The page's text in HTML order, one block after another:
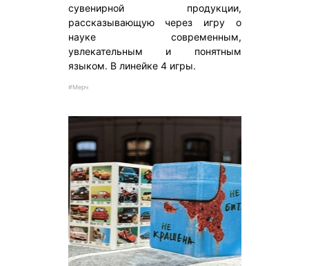
сувенирной продукции,
рассказывающую через игру о
науке современным,
увлекательным и понятным
языком. В линейке 4 игры.
#Мерч